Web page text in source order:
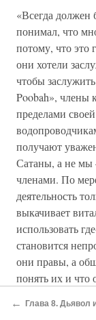
«Всегда
понимал, что
потому, что это
они хотели
чтобы
Poobah», члены
пределами
получают
Сатаны, а не мы
членами. По
деятельность
выкачивает
использовать
становится
они правы, а
понять их и
←